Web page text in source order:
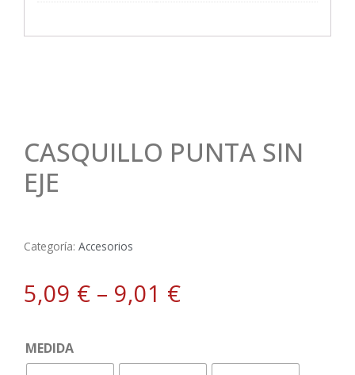
CASQUILLO PUNTA SIN
EJE
Categoría: Accesorios
5,09 € – 9,01 €
MEDIDA